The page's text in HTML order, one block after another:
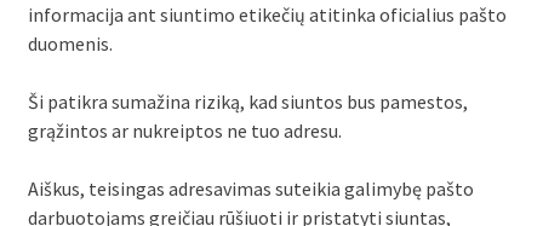
informacija ant siuntimo etikečių atitinka oficialius pašto
duomenis.
Ši patikra sumažina riziką, kad siuntos bus pamestos,
grąžintos ar nukreiptos ne tuo adresu.
Aiškus, teisingas adresavimas suteikia galimybę pašto
darbuotojams greičiau rūšiuoti ir pristatyti siuntas,